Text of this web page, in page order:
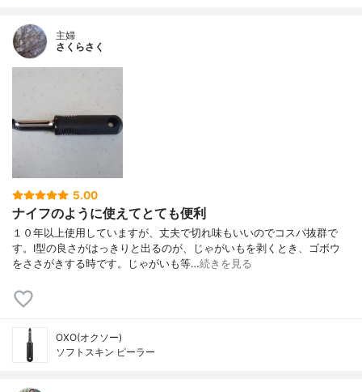
主婦
さくらさく
5.00
ナイフのように使えてとても便利
１０年以上使用していますが、丈夫で切れ味もいいのでコスパ抜群で
す。I型の良さがはっきりと出るのが、じゃがいもを剥くとき、ゴボウ
をささがきする時です。じゃがいも等…続きを見る
OXO(オクソー)
ソフトスキン ピーラー